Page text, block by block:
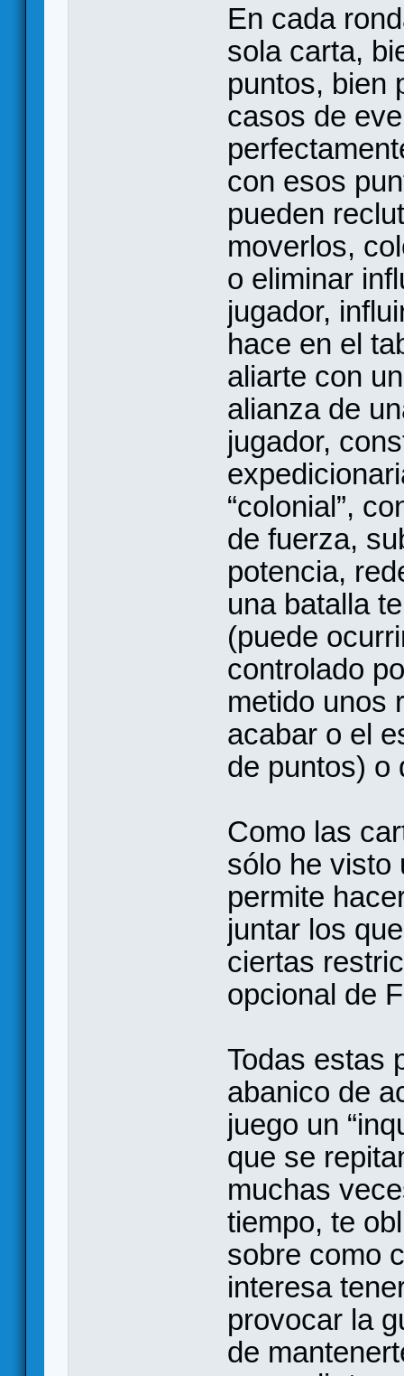
En cada
sola carta,
puntos, bien
casos de
con esos
pueden
moverlos,
o eliminar
jugador,
hace en el
aliarte con
alianza de
jugador,
“colonial”,
de fuerza,
potencia,
una batalla
(puede
controlado
metido unos
acabar o el
de puntos) o
Como las
sólo he visto
permite
juntar los
ciertas
opcional de
Todas estas
abanico de
juego un
que se
muchas
tiempo, te
sobre como
interesa
provocar la
de